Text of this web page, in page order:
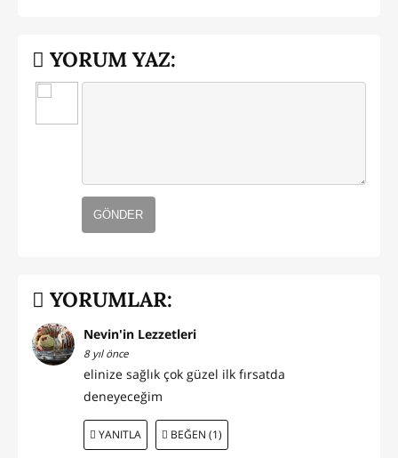
YORUM YAZ:
GÖNDER
YORUMLAR:
Nevin'in Lezzetleri
8 yıl önce
elinize sağlık çok güzel ilk fırsatda
deneyeceğim
YANITLA BEĞEN (1)